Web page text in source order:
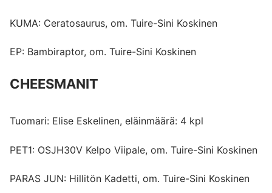
KUMA: Ceratosaurus, om. Tuire-Sini Koskinen
EP: Bambiraptor, om. Tuire-Sini Koskinen
CHEESMANIT
Tuomari: Elise Eskelinen, eläinmäärä: 4 kpl
PET1: OSJH30V Kelpo Viipale, om. Tuire-Sini Koskinen
PARAS JUN: Hillitön Kadetti, om. Tuire-Sini Koskinen